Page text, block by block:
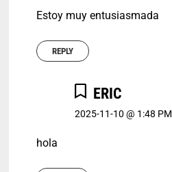
Estoy muy entusiasmada
REPLY
ERIC
2025-11-10 @ 1:48 PM
hola